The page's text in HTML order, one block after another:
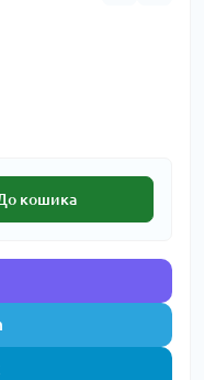
кошика